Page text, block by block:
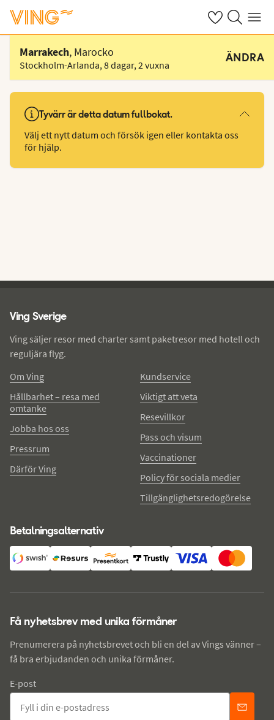
Se dinaSök på ving.se
Meny
Välj hotell
Marrakech, Marocko
Stockholm-Arlanda,8 dagar,2 vuxna
ÄNDRA
Tyvärr är detta datum fullbokat.
Välj ett nytt datum och försök igen eller kontakta oss
för hjälp.
Ving Sverige
Ving säljer resor med charter samt paketresor med hotell och
reguljära flyg.
Om Ving
Hållbarhet – resa med
omtanke
Jobba hos oss
Pressrum
Därför Ving
Kundservice
Viktigt att veta
Resevillkor
Pass och visum
Vaccinationer
Policy för sociala medier
Tillgänglighetsredogörelse
Betalningsalternativ
Få nyhetsbrev med unika förmåner
Prenumerera på nyhetsbrevet och bli en del av Vings vänner –
få bra erbjudanden och unika förmåner.
E-post